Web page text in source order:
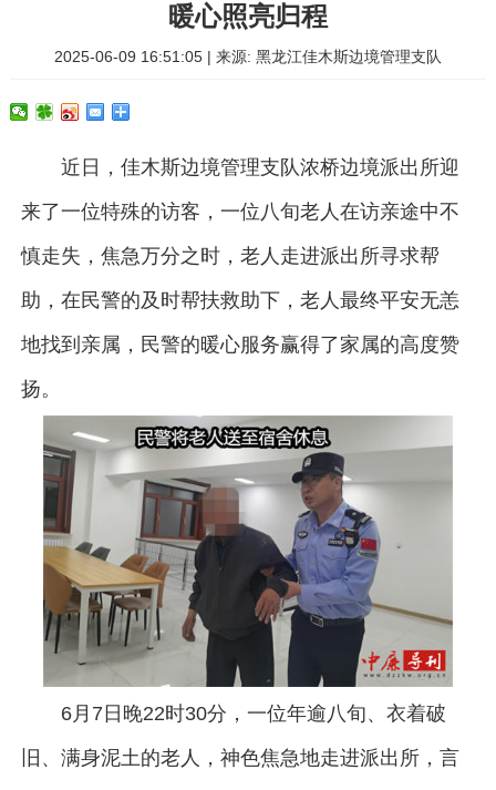
暖心照亮归程
2025-06-09 16:51:05 | 来源: 黑龙江佳木斯边境管理支队
近日，佳木斯边境管理支队浓桥边境派出所迎
来了一位特殊的访客，一位八旬老人在访亲途中不
慎走失，焦急万分之时，老人走进派出所寻求帮
助，在民警的及时帮扶救助下，老人最终平安无恙
地找到亲属，民警的暖心服务赢得了家属的高度赞
扬。
6月7日晚22时30分，一位年逾八旬、衣着破
旧、满身泥土的老人，神色焦急地走进派出所，言